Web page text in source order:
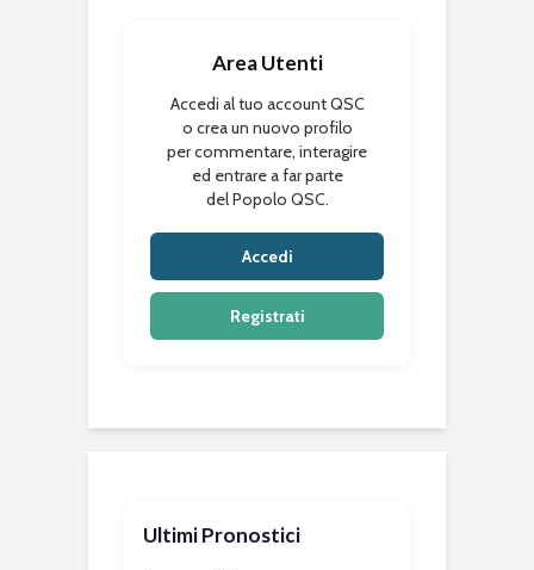
Area Utenti
Accedi al tuo account QSC
o crea un nuovo profilo
per commentare, interagire
ed entrare a far parte
del Popolo QSC.
Accedi
Registrati
Ultimi Pronostici